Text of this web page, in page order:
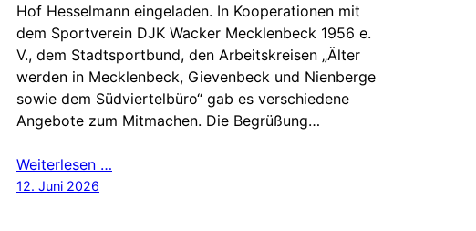
Hof Hesselmann eingeladen. In Kooperationen mit
dem Sportverein DJK Wacker Mecklenbeck 1956 e.
V., dem Stadtsportbund, den Arbeitskreisen „Älter
werden in Mecklenbeck, Gievenbeck und Nienberge
sowie dem Südviertelbüro“ gab es verschiedene
Angebote zum Mitmachen. Die Begrüßung…
Weiterlesen …
12. Juni 2026